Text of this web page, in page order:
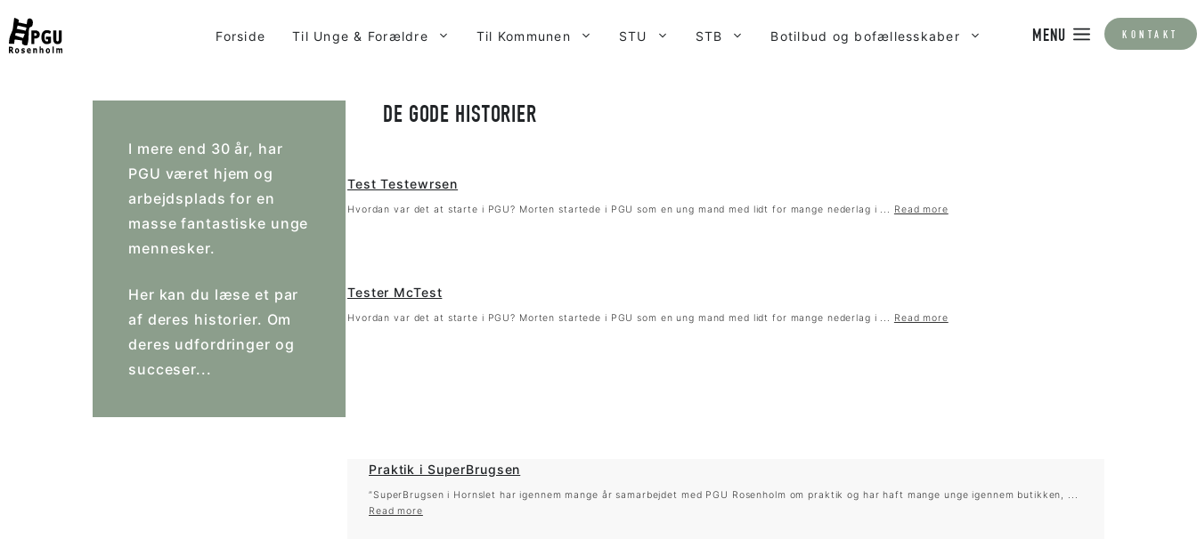
to
content
Forside Til Unge & Forældre Til Kommunen STU STB Botilbud og bofællesskaber MENU KONTAKT
DE GODE HISTORIER
Test Testewrsen
Hvordan var det at starte i PGU? Morten startede i PGU som en ung mand med lidt for mange nederlag i ... Read more
Tester McTest
Hvordan var det at starte i PGU? Morten startede i PGU som en ung mand med lidt for mange nederlag i ... Read more
Praktik i SuperBrugsen
”SuperBrugsen i Hornslet har igennem mange år samarbejdet med PGU Rosenholm om praktik og har haft mange unge igennem butikken, ...
Read more
I mere end 30 år, har
PGU været hjem og
arbejdsplads for en
masse fantastiske unge
mennesker.
Her kan du læse et par
af deres historier. Om
deres udfordringer og
succeser...